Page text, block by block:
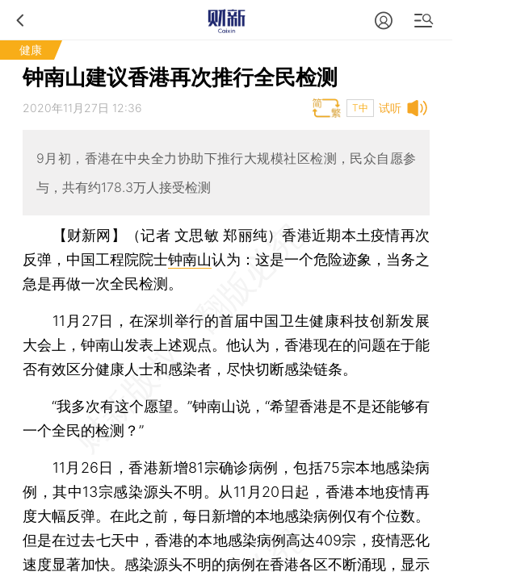
健康
钟南山建议香港再次推行全民检测
试听
2020年11月27日 12:36 T中
9月初，香港在中央全力协助下推行大规模社区检测，民众自愿参
与，共有约178.3万人接受检测
【财新网】（记者 文思敏 郑丽纯）香港近期本土疫情再次
反弹，中国工程院院士钟南山认为：这是一个危险迹象，当务之
急是再做一次全民检测。
11月27日，在深圳举行的首届中国卫生健康科技创新发展
大会上，钟南山发表上述观点。他认为，香港现在的问题在于能
否有效区分健康人士和感染者，尽快切断感染链条。
“我多次有这个愿望。”钟南山说，“希望香港是不是还能够有
一个全民的检测？”
11月26日，香港新增81宗确诊病例，包括75宗本地感染病
例，其中13宗感染源头不明。从11月20日起，香港本地疫情再
度大幅反弹。在此之前，每日新增的本地感染病例仅有个位数。
但是在过去七天中，香港的本地感染病例高达409宗，疫情恶化
速度显著加快。感染源头不明的病例在香港各区不断涌现，显示